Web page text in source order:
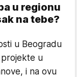
u regionu
na tebe?
u Beogradu
projekte u
i na ovu